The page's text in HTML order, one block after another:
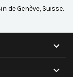
de Genève, Suisse.

